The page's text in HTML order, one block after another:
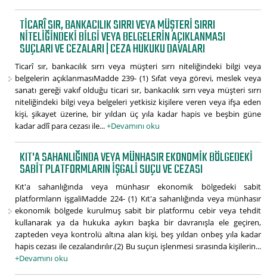
TICARÎ SIR, BANKACILIK SIRRI VEYA MÜŞTERI SIRRI
NITELIĞINDEKI BILGI VEYA BELGELERIN AÇIKLANMASI
SUÇLARI VE CEZALARI | CEZA HUKUKU DAVALARI
Ticarî sır, bankacılık sırrı veya müşteri sırrı niteliğindeki bilgi veya
belgelerin açıklanmasıMadde 239- (1) Sıfat veya görevi, meslek veya
sanatı gereği vakıf olduğu ticari sır, bankacılık sırrı veya müşteri sırrı
niteliğindeki bilgi veya belgeleri yetkisiz kişilere veren veya ifşa eden
kişi, şikayet üzerine, bir yıldan üç yıla kadar hapis ve beşbin güne
kadar adlî para cezası ile...+Devamını oku
KIT'A SAHANLIĞINDA VEYA MÜNHASIR EKONOMIK BÖLGEDEKI
SABIT PLATFORMLARIN IŞGALI SUÇU VE CEZASI
Kıt'a sahanlığında veya münhasır ekonomik bölgedeki sabit
platformların işgaliMadde 224- (1) Kıt'a sahanlığında veya münhasır
ekonomik bölgede kurulmuş sabit bir platformu cebir veya tehdit
kullanarak ya da hukuka aykırı başka bir davranışla ele geçiren,
zapteden veya kontrolü altına alan kişi, beş yıldan onbeş yıla kadar
hapis cezası ile cezalandırılır.(2) Bu suçun işlenmesi sırasında kişilerin...
+Devamını oku